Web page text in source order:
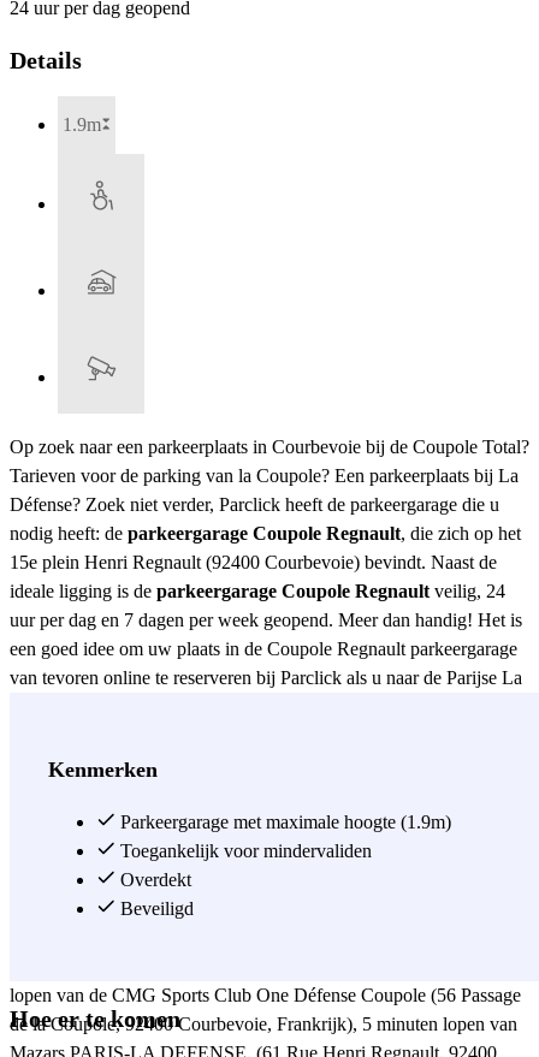
24 uur per dag geopend
Details
1.9m
Op zoek naar een parkeerplaats in Courbevoie bij de Coupole Total?
Tarieven voor de parking van la Coupole? Een parkeerplaats bij La
Défense? Zoek niet verder, Parclick heeft de parkeergarage die u
nodig heeft: de parkeergarage Coupole Regnault, die zich op het
15e plein Henri Regnault (92400 Courbevoie) bevindt. Naast de
ideale ligging is de parkeergarage Coupole Regnault veilig, 24
uur per dag en 7 dagen per week geopend. Meer dan handig! Het is
een goed idee om uw plaats in de Coupole Regnault parkeergarage
van tevoren online te reserveren bij Parclick als u naar de Parijse La
bevindt u zich op loopafstand van de RER La Défense Grande
de Esplanade de la Défense. Om precies te zijn, u bevindt zich op
slechts 3 minuten lopen van de parking van Coupole Regnault (Tour
Coupole La Défense, 2 Place Jean Millier, 92078 Parijs, Frankrijk),
op enkele stappen van het Maison des associations Espace Regnault,
lopen van de CMG Sports Club One Défense Coupole (56 Passage
de la Coupole, 92400 Courbevoie, Frankrijk), 5 minuten lopen van
Kenmerken
Parkeergarage met maximale hoogte (1.9m)
Toegankelijk voor mindervaliden
Overdekt
Beveiligd
Hoe er te komen